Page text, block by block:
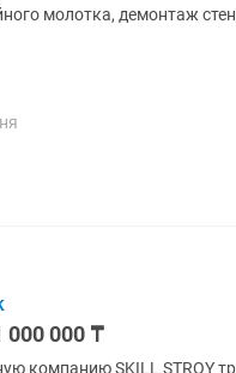
молотка, демонтаж
000 000 ₸
компанию SKILL STROY